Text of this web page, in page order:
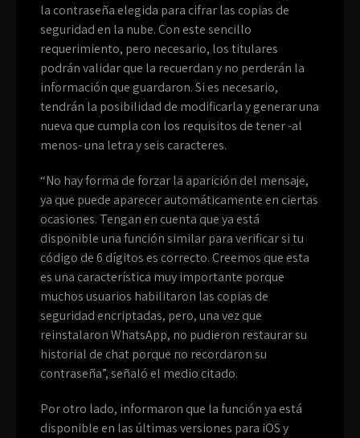
la contraseña elegida para cifrar las copias de
seguridad en la nube. Con este sencillo
requerimiento, pero necesario, los titulares
podrán validar que la recuerdan y no perderán la
información que guardaron. Si es necesario,
tendrán la posibilidad de modificarla y generar una
nueva que cumpla con los requisitos de tener -al
menos- una letra y seis caracteres.
“No hay forma de forzar la aparición del mensaje,
ya que puede aparecer automáticamente en ciertas
ocasiones. Tengan en cuenta que ya está
disponible una función similar para verificar si tu
código de 6 dígitos es correcto. Creemos que esta
es una característica muy importante porque
muchos usuarios habilitaron las copias de
seguridad encriptadas, pero, una vez que
reinstalaron WhatsApp, no pudieron restaurar su
historial de chat porque no recordaron su
contraseña”, señaló el medio citado.
Por otro lado, informaron que la función ya está
disponible en las últimas versiones para iOS y